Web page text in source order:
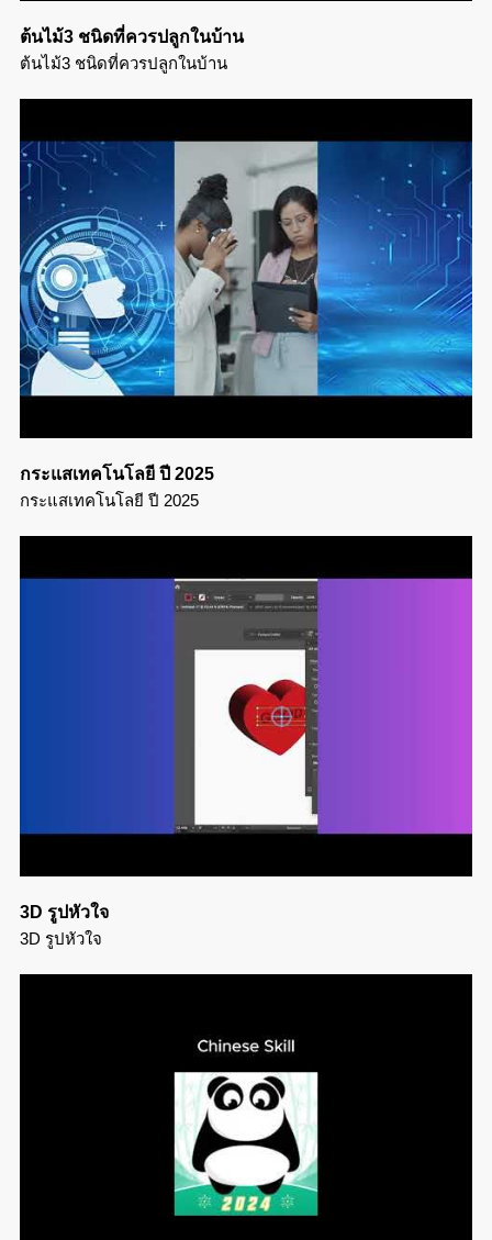
ต้นไม้3 ชนิดที่ควรปลูกในบ้าน
ต้นไม้3 ชนิดที่ควรปลูกในบ้าน
กระแสเทคโนโลยี ปี 2025
กระแสเทคโนโลยี ปี 2025
3D รูปหัวใจ
3D รูปหัวใจ